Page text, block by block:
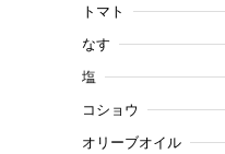
トマト
なす
塩
コショウ
オリーブオイル